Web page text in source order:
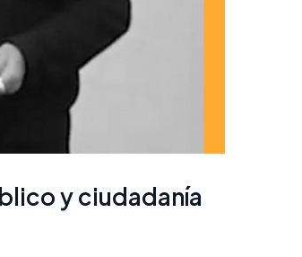
y ciudadanía